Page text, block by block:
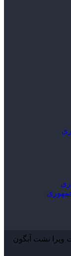
ویرا نشت آبگون